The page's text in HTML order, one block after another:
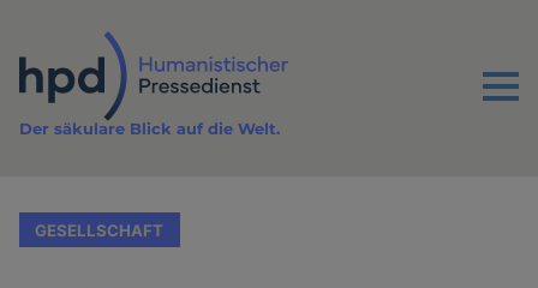
Inhalt
Menu
Der säkulare Blick auf die Welt.
GESELLSCHAFT